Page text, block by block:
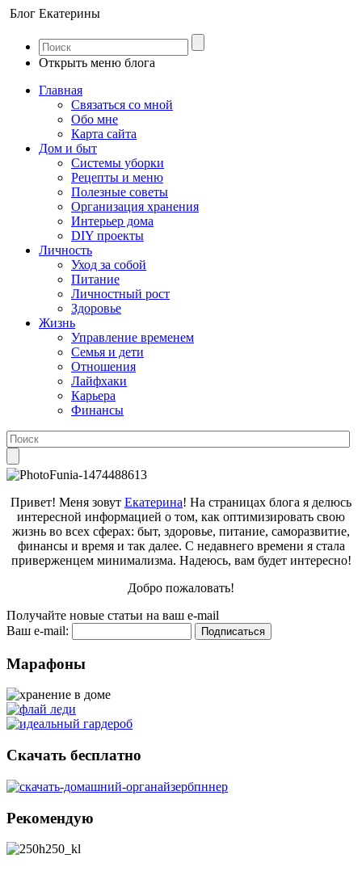
Блог Екатерины
Открыть меню блога
Главная
Связаться со мной
Обо мне
Карта сайта
Дом и быт
Системы уборки
Рецепты и меню
Полезные советы
Организация хранения
Интерьер дома
DIY проекты
Личность
Уход за собой
Питание
Личностный рост
Здоровье
Жизнь
Управление временем
Семья и дети
Отношения
Лайфхаки
Карьера
Финансы
Привет! Меня зовут Екатерина! На страницах блога я делюсь
интересной информацией о том, как оптимизировать свою
жизнь во всех сферах: быт, здоровье, питание, саморазвитие,
финансы и время и так далее. С недавнего времени я стала
приверженцем минимализма. Надеюсь, вам будет интересно!
Добро пожаловать!
Получайте новые статьи на ваш e-mail
Ваш e-mail:
Марафоны
Скачать бесплатно
Рекомендую